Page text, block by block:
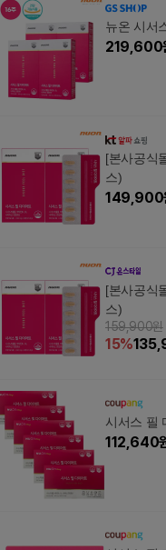
뉴온 시서
219,600
[본사공식
스)
149,900
[본사공식
스)
159,900원
15%
시서스 필
112,640